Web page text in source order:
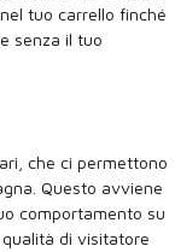
tuo carrello finché
senza il tuo
che ci permettono
Questo avviene
comportamento su
qualità di visitatore